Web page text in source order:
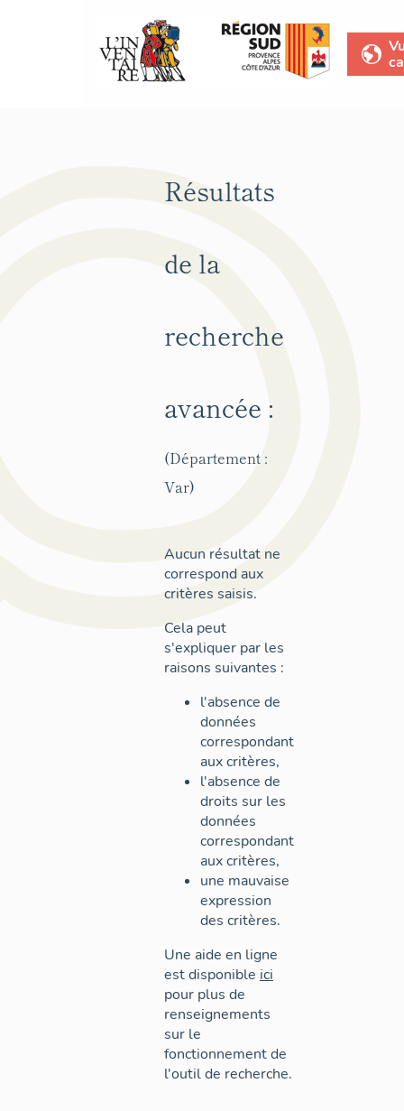
Résultats
de la
recherche
avancée :
(Département :
Var)
Aucun résultat ne
correspond aux
critères saisis.
Cela peut
s'expliquer par les
raisons suivantes :
l'absence de
données
correspondant
aux critères,
l'absence de
droits sur les
données
correspondant
aux critères,
une mauvaise
expression
des critères.
Une aide en ligne
est disponible ici
pour plus de
renseignements
sur le
fonctionnement de
l'outil de recherche.